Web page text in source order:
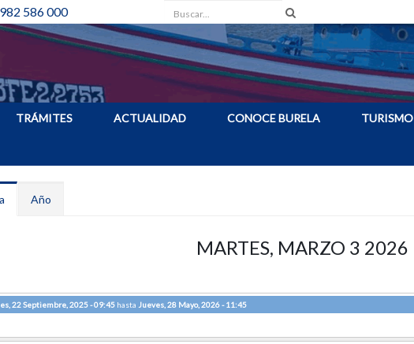
586 000 Buscar
TRÁMITES ACTUALIDAD CONOCE BURELA TURISMO
(solapaAño
MARTES, MARZO 3 2026
22 Septiembre, 2025 - 09:45hasta Jueves, 28 Mayo, 2026 - 11:45